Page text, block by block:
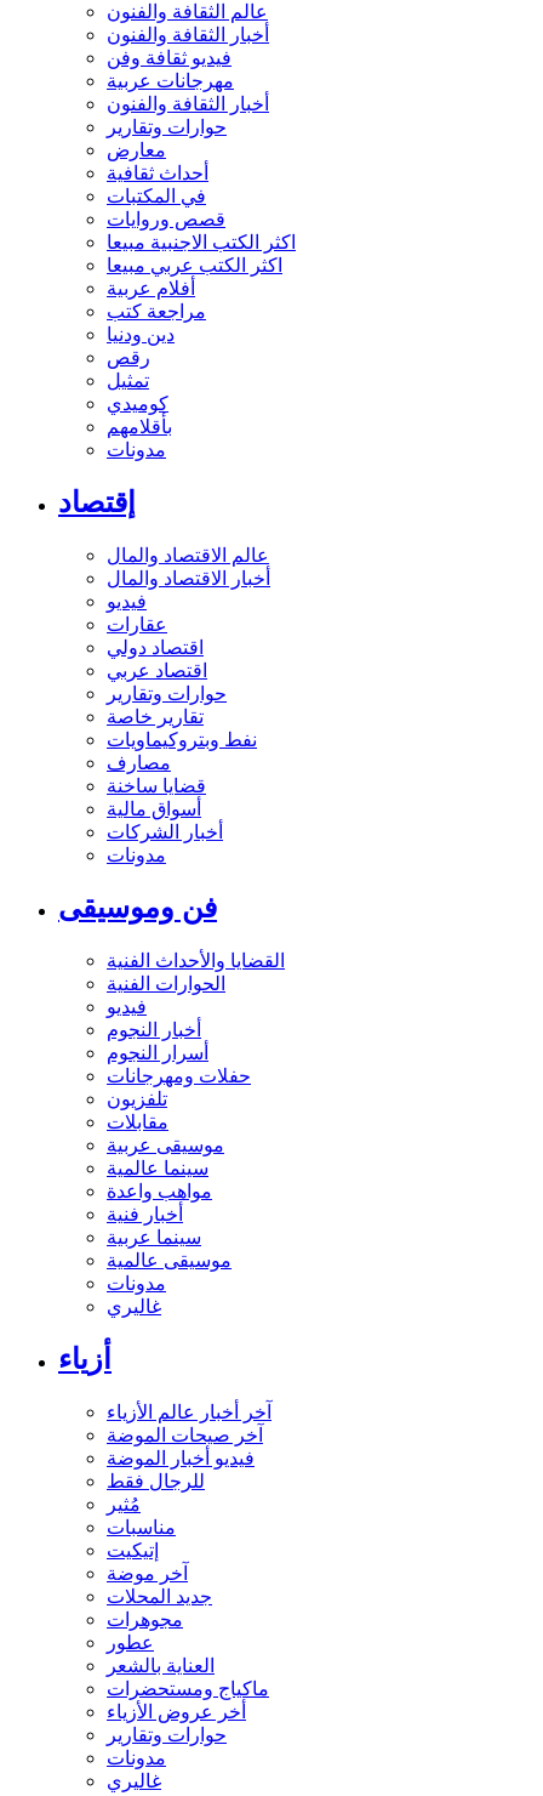
عالم الثقافة والفنون
أخبار الثقافة والفنون
فيديو ثقافة وفن
مهرجانات عربية
أخبار الثقافة والفنون
حوارات وتقارير
معارض
أحداث ثقافية
في المكتبات
قصص وروايات
اكثر الكتب الاجنبية مبيعا
اكثر الكتب عربي مبيعا
أفلام عربية
مراجعة كتب
دين ودنيا
رقص
تمثيل
كوميدي
بأقلامهم
مدونات
إقتصاد
عالم الاقتصاد والمال
أخبار الاقتصاد والمال
فيديو
عقارات
اقتصاد دولي
اقتصاد عربي
حوارات وتقارير
تقارير خاصة
نفط وبتروكيماويات
مصارف
قضايا ساخنة
أسواق مالية
أخبار الشركات
مدونات
فن وموسيقى
القضايا والأحداث الفنية
الحوارات الفنية
فيديو
أخبار النجوم
أسرار النجوم
حفلات ومهرجانات
تلفزيون
مقابلات
موسيقى عربية
سينما عالمية
مواهب واعدة
أخبار فنية
سينما عربية
موسيقى عالمية
مدونات
غاليري
أزياء
آخر أخبار عالم الأزياء
آخر صيحات الموضة
فيديو أخبار الموضة
للرجال فقط
مُثير
مناسبات
إتيكيت
آخر موضة
جديد المحلات
مجوهرات
عطور
العناية بالشعر
ماكياج ومستحضرات
أخر عروض الأزياء
حوارات وتقارير
مدونات
غاليري